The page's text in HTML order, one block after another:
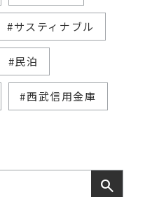
#サスティナブル
#民泊
#西武信用金庫
search